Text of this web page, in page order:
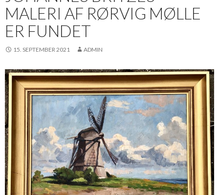
MALERI AF RØRVIG MØLLE
ER FUNDET
15. SEPTEMBER 2021 ADMIN